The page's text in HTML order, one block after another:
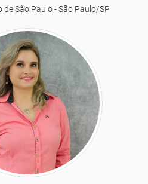
São Paulo - São Paulo/SP